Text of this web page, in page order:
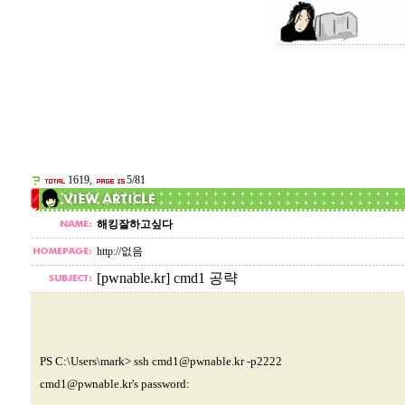
1619, 5/81
해킹잘하고싶다
http://없음
[pwnable.kr] cmd1 공략
PS C:\Users\mark> ssh cmd1@pwnable.kr-p2222
cmd1@pwnable.kr's password: